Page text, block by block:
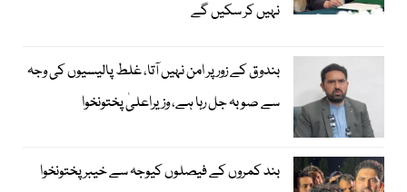
نہیں کر سکیں گے
بندوق کے زور پر امن نہیں آتا، غلط پالیسیوں کی وجہ
سے صوبہ جل رہا ہے، وزیراعلیٰ پختونخوا
بند کمروں کے فیصلوں کیوجہ سے خیبرپختونخوا